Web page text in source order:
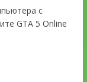
с
GTA 5 Online